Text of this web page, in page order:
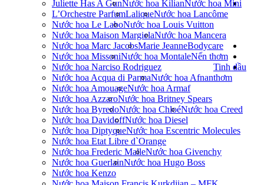
Juliette Has A GunNước hoa Kilian
L’Orchestre ParfumLaliqueNước hoa Lancôme
Nước hoa Le LaboNước hoa Louis Vuitton
Nước hoa Maison MargielaNước hoa Mancera
Nước hoa Marc JacobsMarie Jeanne
Nước hoa MissoniNước hoa Montale
Nước hoa Narciso Rodriguez
Nước hoa Acqua di ParmaNước hoa Afnan
Nước hoa AmouageNước hoa Armaf
Nước hoa AzzaroNước hoa Britney Spears
Nước hoa ByredoNước hoa ChloéNước hoa Creed
Nước hoa DavidoffNước hoa Diesel
Nước hoa DiptyqueNước hoa Escentric Molecules
Nước hoa Etat Libre d`Orange
Nước hoa Frederic MalleNước hoa Givenchy
Nước hoa GuerlainNước hoa Hugo Boss
Nước hoa Kenzo
Nước hoa Mini
Bodycare
Nến thơm
Tinh dầu
thơm